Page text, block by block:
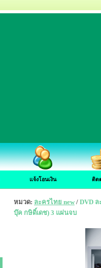
แจ้งโอนเงิน ติด
หมวด: ละครไทย new / DVD ล
บุ๊ค กษิดิ์เดช) 3 แผ่นจบ